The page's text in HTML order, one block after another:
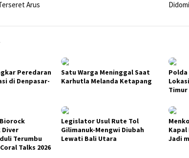
Arus
Peredaran
di Denpasar-
Satu Warga Meninggal Saat
Karhutla Melanda Ketapang
Timur
Diver
Terumbu
Talks 2026
Legislator Usul Rute Tol
Gilimanuk-Mengwi Diubah
Lewati Bali Utara
Kapal
Jadi